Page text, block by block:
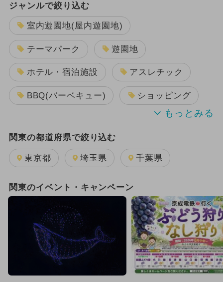
ジャンルで絞り込む
室内遊園地(屋内遊園地)
テーマパーク 遊園地
ホテル・宿泊施設 アスレチック
BBQ(バーベキュー) ショッピング
プール キャンプ
キッズカフェ・親子カフェ
美術館 動物園
科学館 工場見学 牧場
いちご狩り 道の駅
空港・飛行機
関東の都道府県で絞り込む
東京都 埼玉県 千葉県
関東のイベント・キャンペーン